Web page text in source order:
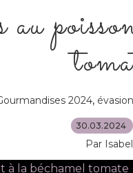
au
2024,
30.03.2024
Par